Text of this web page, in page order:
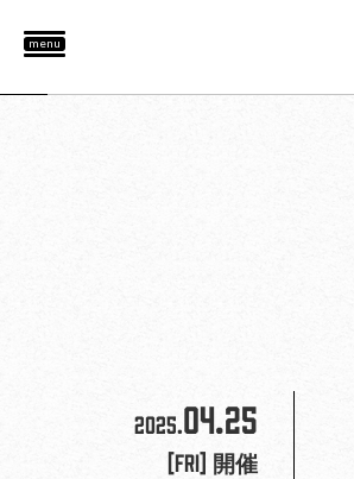
menu
2025.04.25
[Fri] 開催